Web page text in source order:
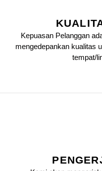
Kepuasan Pelanggan
mengedepankan kualitas
tempat/